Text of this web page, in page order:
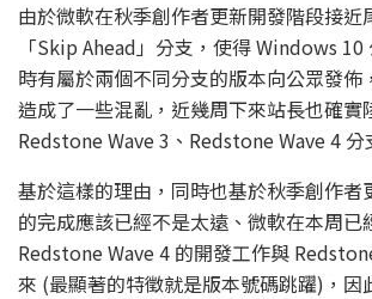
由於微軟在秋季創作者更新開發階段接近
「Skip Ahead」分支，使得 Windows
時有屬於兩個不同分支的版本向公眾發佈
造成了一些混亂，近幾周下來站長也確實
Redstone Wave 3、Redstone Wave 4 分
基於這樣的理由，同時也基於秋季創作者
的完成應該已經不是太遠、微軟在本周已
Redstone Wave 4 的開發工作與
來 (最顯著的特徵就是版本號碼跳躍)，因